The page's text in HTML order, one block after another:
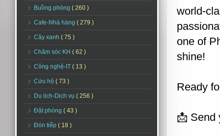
Buồng phòng ( 260 )
Cafe-Nhà hàng ( 279 )
Cây xanh ( 75 )
Chăm sóc KH ( 62 )
Công nghệ-IT ( 13 )
Cứu hộ ( 73 )
Du lịch-Dịch vụ ( 256 )
Đặt phòng ( 43 )
Đón tiếp ( 18 )
world-
one of
shine!
Ready
📩 Send